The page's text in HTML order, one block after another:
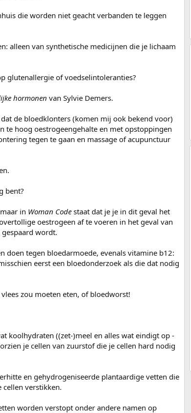
die worden niet geacht verbanden te leggen
alleen van synthetische medicijnen die je lichaam
glutenallergie of voedselintoleranties?
hormonen van Sylvie Demers.
de bloedklonters (komen mij ook bekend voor)
te hoog oestrogeengehalte en met opstoppingen
tegen te gaan en massage of acupunctuur
bent?
in Woman Code staat dat je je in dit geval het
oestrogeen af te voeren in het geval van
wordt.
doen tegen bloedarmoede, evenals vitamine b12:
eerst een bloedonderzoek als die dat nodig
zou moeten eten, of bloedworst!
koolhydraten ((zet-)meel en alles wat eindigt op -
je cellen van zuurstof die je cellen hard nodig
en gehydrogeniseerde plantaardige vetten die
verstikken.
worden verstopt onder andere namen op